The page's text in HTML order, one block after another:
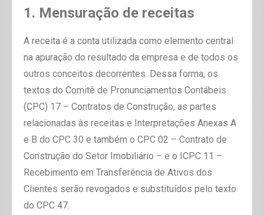
1. Mensuração de receitas
A receita é a conta utilizada como elemento central
na apuração do resultado da empresa e de todos os
outros conceitos decorrentes. Dessa forma, os
textos do Comitê de Pronunciamentos Contábeis
(CPC) 17 – Contratos de Construção, as partes
relacionadas às receitas e Interpretações Anexas A
e B do CPC 30 e também o CPC 02 – Contrato de
Construção do Setor Imobiliário – e o ICPC 11 –
Recebimento em Transferência de Ativos dos
Clientes serão revogados e substituídos pelo texto
do CPC 47.